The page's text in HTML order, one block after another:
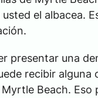
usted el albacea.
presentar una
recibir
Beach. Eso